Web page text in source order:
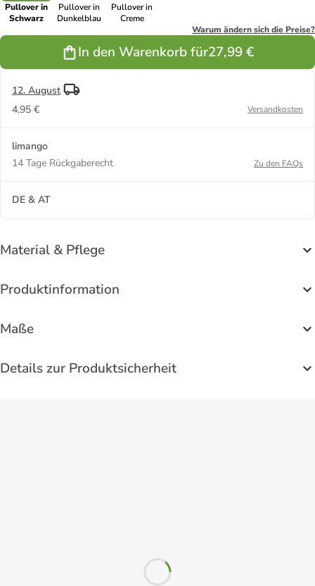
Pullover in
Schwarz
Pullover in
Dunkelblau
Pullover in
Creme
Warum ändern sich die Preise?
In den Warenkorb für27,99 €
12. August
4,95 €
Versandkosten
limango
14 Tage Rückgaberecht
Zu den FAQs
DE & AT
Material & Pflege
Produktinformation
Maße
Details zur Produktsicherheit